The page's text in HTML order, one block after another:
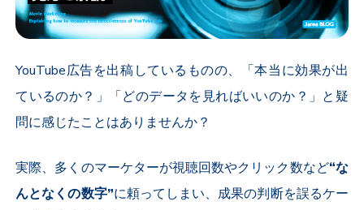
YouTube広告を出稿しているものの、「本当に効果が出
ているのか？」「どのデータを見ればいいのか？」と疑
問に感じたことはありませんか？
実際、多くのマーケターが視聴回数やクリック数など“な
んとなくの数字”に頼ってしまい、成果の判断を誤るケー